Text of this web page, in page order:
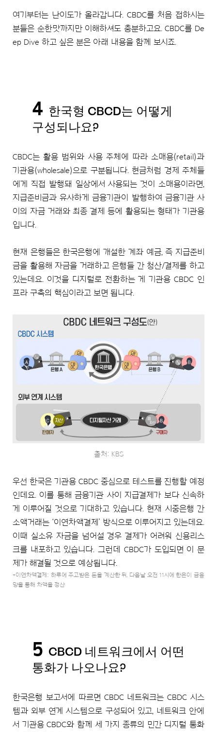
여기부터는 난이도가 올라갑니다. CBDC를 처음 접하시는
분들은 순한맛까지만 이해하셔도 충분하고요. CBDC를 De
ep Dive 하고 싶은 분은 아래 내용을 함께 보시죠.
4 한국형 CBCD는 어떻게
구성되나요?
CBDC는 활용 범위와 사용 주체에 따라 소매용(retail)과
기관용(wholesale)으로 구분됩니다. 현금처럼 경제 주체들
에게 직접 발행돼 일상에서 사용되는 것이 소매용이라면,
지급준비금과 유사하게 금융기관이 발행하여 금융기관 사
이의 자금 거래와 최종 결제 등에 활용되는 형태가 기관용
입니다.
현재 은행들은 한국은행에 개설한 계좌 예금, 즉 지급준비
금을 활용해 자금을 거래하고 은행들 간 청산/결제를 하고
있는데요. 이것을 디지털로 전환하는 게 기관용 CBDC 인
프라 구축의 핵심이라고 보면 됩니다.
출처: KBS
우선 한국은 기관용 CBDC 중심으로 테스트를 진행할 예정
인데요. 이를 통해 금융기관 사이 지급결제가 보다 신속하
게 이루어질 것으로 기대하고 있습니다. 현재 시중은행 간
소액거래는 ‘이연차액결제’ 방식으로 이루어지고 있는데요.
이때 실소유 자금을 넘어설 경우 결제가 어려워 신용리스
크를 내포하고 있습니다. 그런데 CBDC가 도입되면 이 문
제가 해결될 것으로 예상됩니다.
*이연차액결제: 하루에 주고받은 돈을 계산한 뒤, 다음날 오전 11시에 한은이 금융
망을 통해 차액을 정산
5 CBCD 네트워크에서 어떤
통화가 나오나요?
한국은행 보고서에 따르면 CBDC 네트워크는 CBDC 시스
템과 외부 연계 시스템으로 구성되어 있고, 네트워크 안에
서 기관용 CBDC와 함께 세 가지 종류의 민간 디지털 통화